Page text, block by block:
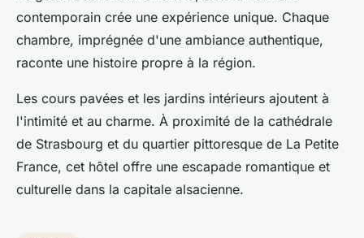
contemporain crée une expérience unique. Chaque
chambre, imprégnée d'une ambiance authentique,
raconte une histoire propre à la région.
Les cours pavées et les jardins intérieurs ajoutent à
l'intimité et au charme. À proximité de la cathédrale
de Strasbourg et du quartier pittoresque de La Petite
France, cet hôtel offre une escapade romantique et
culturelle dans la capitale alsacienne.